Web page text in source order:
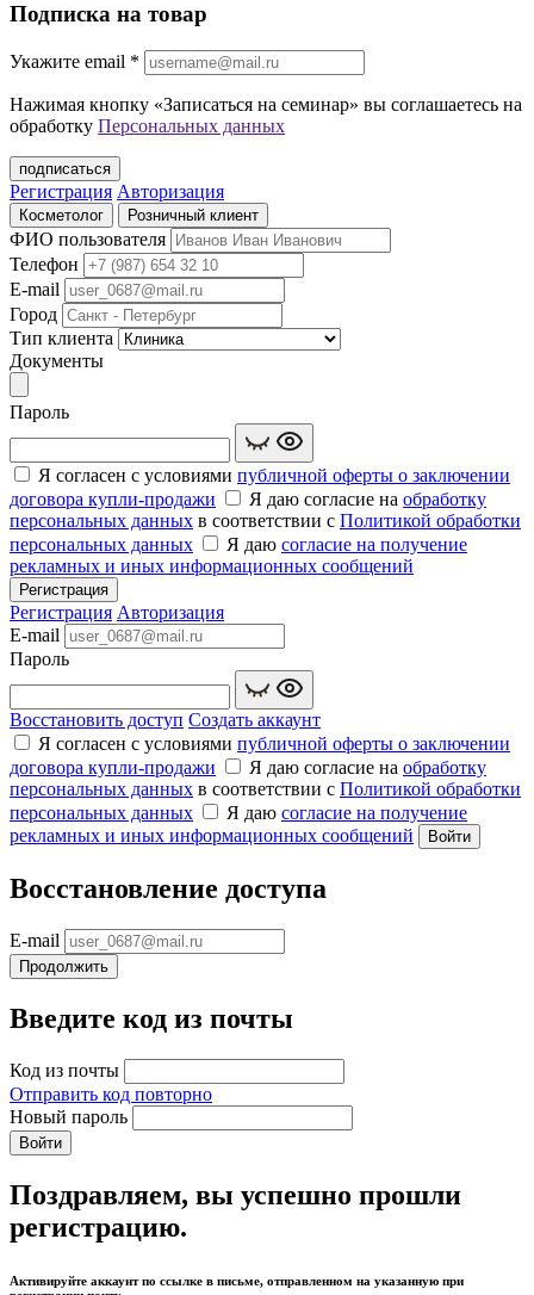
Подписка на товар
Укажите еmail *
Нажимая кнопку «Записаться на семинар» вы соглашаетесь на
обработку Персональных данных
подписаться
Регистрация Авторизация
Косметолог Розничный клиент
ФИО пользователя
Телефон
E-mail
Город
Тип клиента
Документы
Пароль
Я согласен с условиями публичной оферты о заключении
договора купли‑продажи
Я даю согласие на обработку
персональных данных в соответствии с Политикой обработки
персональных данных
Я даю согласие на получение
рекламных и иных информационных сообщений
Регистрация
Регистрация Авторизация
E-mail
Пароль
Восстановить доступ Создать аккаунт
Я согласен с условиями публичной оферты о заключении
договора купли‑продажи
Я даю согласие на обработку
персональных данных в соответствии с Политикой обработки
персональных данных
Я даю согласие на получение
рекламных и иных информационных сообщений
Войти
Восстановление доступа
E-mail
Продолжить
Введите код из почты
Код из почты
Отправить код повторно
Новый пароль
Войти
Поздравляем, вы успешно прошли
регистрацию.
Активируйте аккаунт по ссылке в письме, отправленном на указанную при